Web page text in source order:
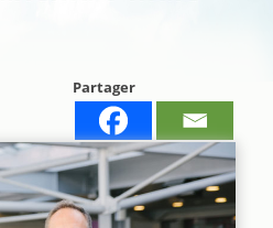
Partager